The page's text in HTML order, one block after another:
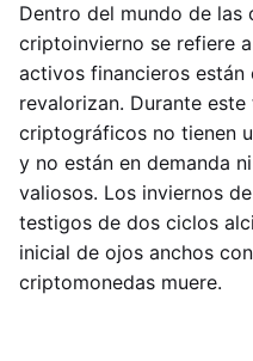
Dentro del mundo de las
criptoinvierno se refiere
activos financieros están
revalorizan. Durante
criptográficos no tienen
y no están en demanda
valiosos. Los inviernos
testigos de dos ciclos
inicial de ojos anchos
criptomonedas muere.